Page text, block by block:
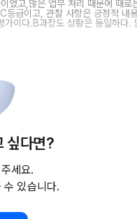
고,많은 업무 처리 때문에 때로
급이고, 관찰 사항은 긍정적 내
이다.B과장도 상황은 동일하다.
싶다면?
세요.
수 있습니다.